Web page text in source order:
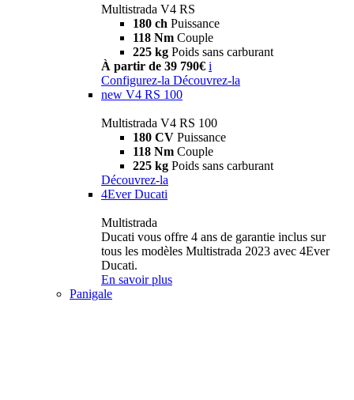
Multistrada V4 RS
180 ch Puissance
118 Nm Couple
225 kg Poids sans carburant
À partir de 39 790€ i
Configurez-la Découvrez-la
new V4 RS 100
Multistrada V4 RS 100
180 CV Puissance
118 Nm Couple
225 kg Poids sans carburant
Découvrez-la
4Ever Ducati
Multistrada
Ducati vous offre 4 ans de garantie inclus sur
tous les modèles Multistrada 2023 avec 4Ever
Ducati.
En savoir plus
Panigale